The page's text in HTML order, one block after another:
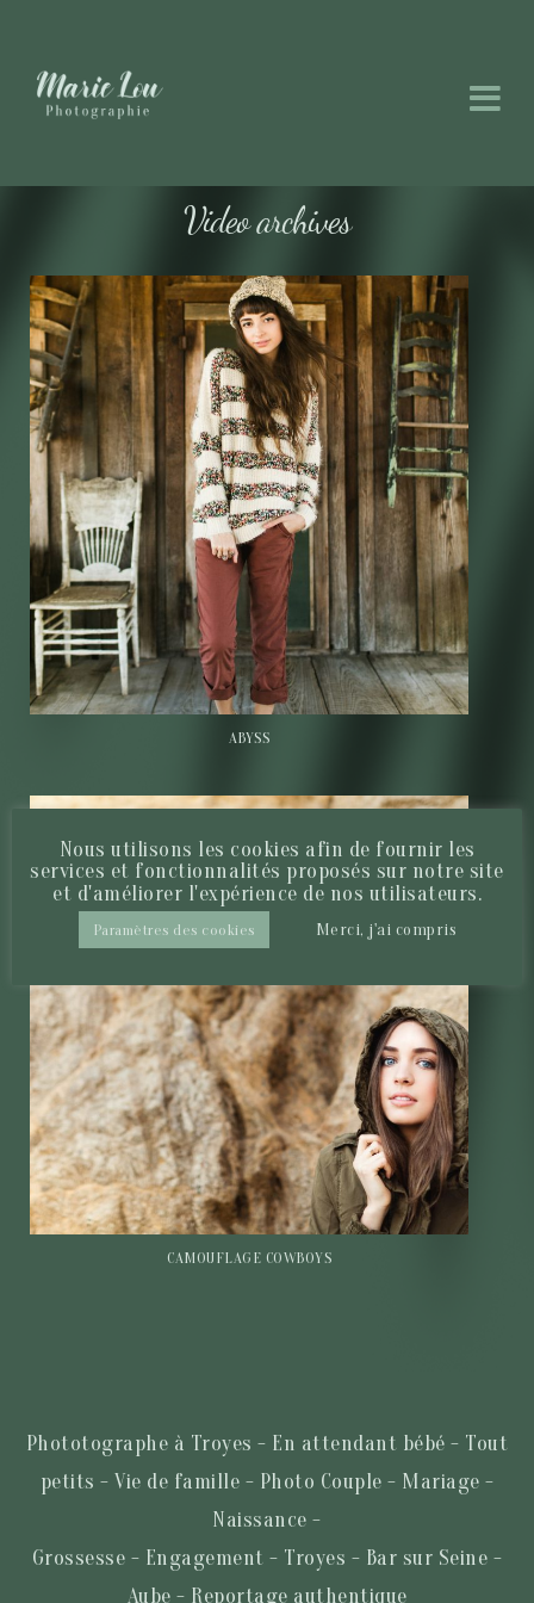
Video archives
ABYSS
CAMOUFLAGE COWBOYS
Phototographe à Troyes - En attendant bébé - Tout
petits - Vie de famille - Photo Couple - Mariage -
Naissance -
Grossesse - Engagement - Troyes - Bar sur Seine -
Aube - Reportage authentique
Nous utilisons les cookies afin de fournir les
services et fonctionnalités proposés sur notre site
et d'améliorer l'expérience de nos utilisateurs.
Paramètres des cookies Merci, j'ai compris